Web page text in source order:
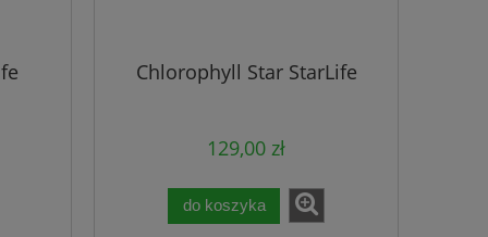
Chlorophyll Star StarLife
129,00 zł
do koszyka